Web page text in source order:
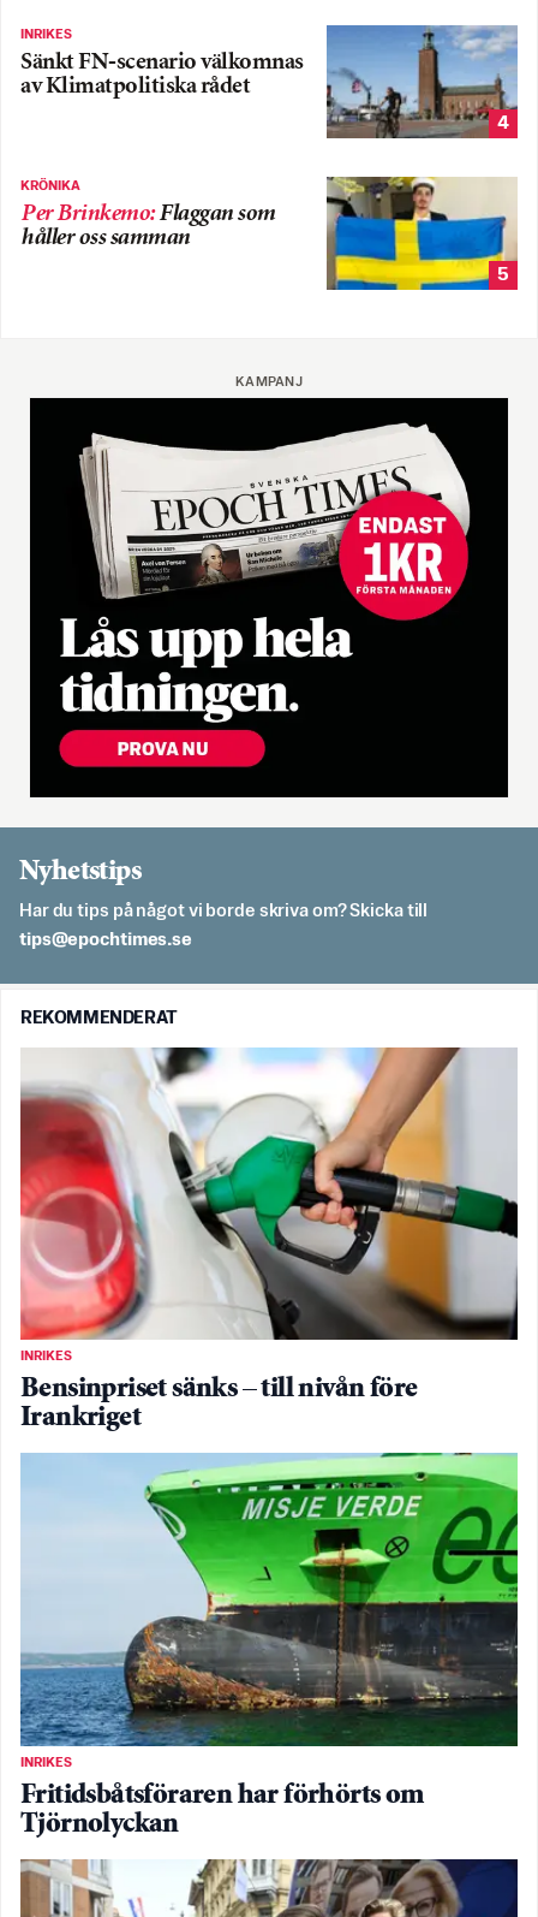
INRIKES
Sänkt FN-scenario välkomnas
av Klimatpolitiska rådet
4
KRÖNIKA
Per Brinkemo:Flaggan som
håller oss samman
5
KAMPANJ
Nyhetstips
Har du tips på något vi borde skriva om? Skicka till
es.semithcope@spit
REKOMMENDERAT
INRIKES
Bensinpriset sänks – till nivån före
Irankriget
INRIKES
Fritidsbåtsföraren har förhörts om
Tjörnolyckan